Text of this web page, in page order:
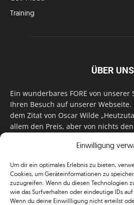
Einwilligung
Um dir ein optimales Erlebnis zu bieten,
Cookies, um Geräteinformationen zu
zuzugreifen. Wenn du diesen Technologien
wie das Surfverhalten oder eindeutige IDs
Wenn du deine Einwillligung nicht erteilst
Training
ÜBER UNS
Ein wunderbares FORE von
Ihren Besuch auf unserer
dem Zitat von Oscar Wilde
allem den Preis, aber von nichts
für Monat unser Bestes, um Sie mit
zu versorgen. Im Magazin, auf
unseren Social Media Plattformen!
klassischen Wortsinn nicht nur